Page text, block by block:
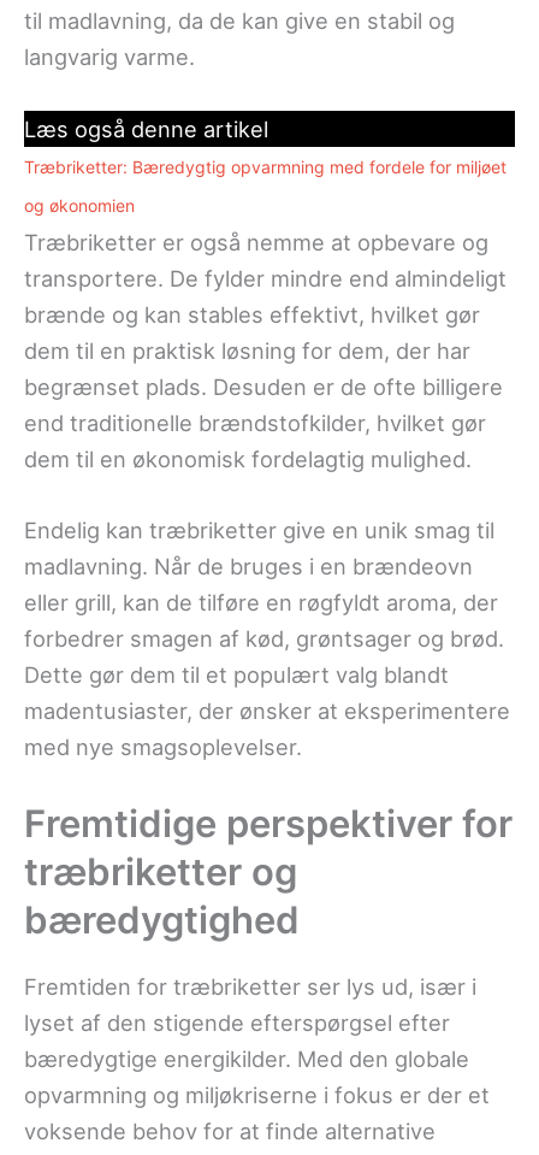
til madlavning, da de kan give en stabil og
langvarig varme.
Læs også denne artikel
Træbriketter: Bæredygtig opvarmning med fordele for miljøet
og økonomien
Træbriketter er også nemme at opbevare og
transportere. De fylder mindre end almindeligt
brænde og kan stables effektivt, hvilket gør
dem til en praktisk løsning for dem, der har
begrænset plads. Desuden er de ofte billigere
end traditionelle brændstofkilder, hvilket gør
dem til en økonomisk fordelagtig mulighed.
Endelig kan træbriketter give en unik smag til
madlavning. Når de bruges i en brændeovn
eller grill, kan de tilføre en røgfyldt aroma, der
forbedrer smagen af kød, grøntsager og brød.
Dette gør dem til et populært valg blandt
madentusiaster, der ønsker at eksperimentere
med nye smagsoplevelser.
Fremtidige perspektiver for
træbriketter og
bæredygtighed
Fremtiden for træbriketter ser lys ud, især i
lyset af den stigende efterspørgsel efter
bæredygtige energikilder. Med den globale
opvarmning og miljøkriserne i fokus er der et
voksende behov for at finde alternative